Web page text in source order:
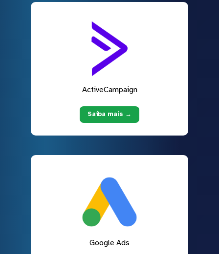
ActiveCampaign
Saiba mais →
Google Ads